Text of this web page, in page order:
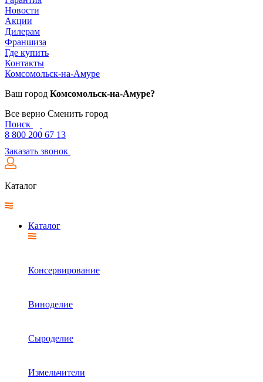
Новости
Акции
Дилерам
Франшиза
Где купить
Контакты
Комсомольск-на-Амуре
Ваш город Комсомольск-на-Амуре?
Все верно Сменить город
Поиск
8 800 200 67 13
Заказать звонок
Каталог
Каталог
Консервирование
Виноделие
Сыроделие
Измельчители